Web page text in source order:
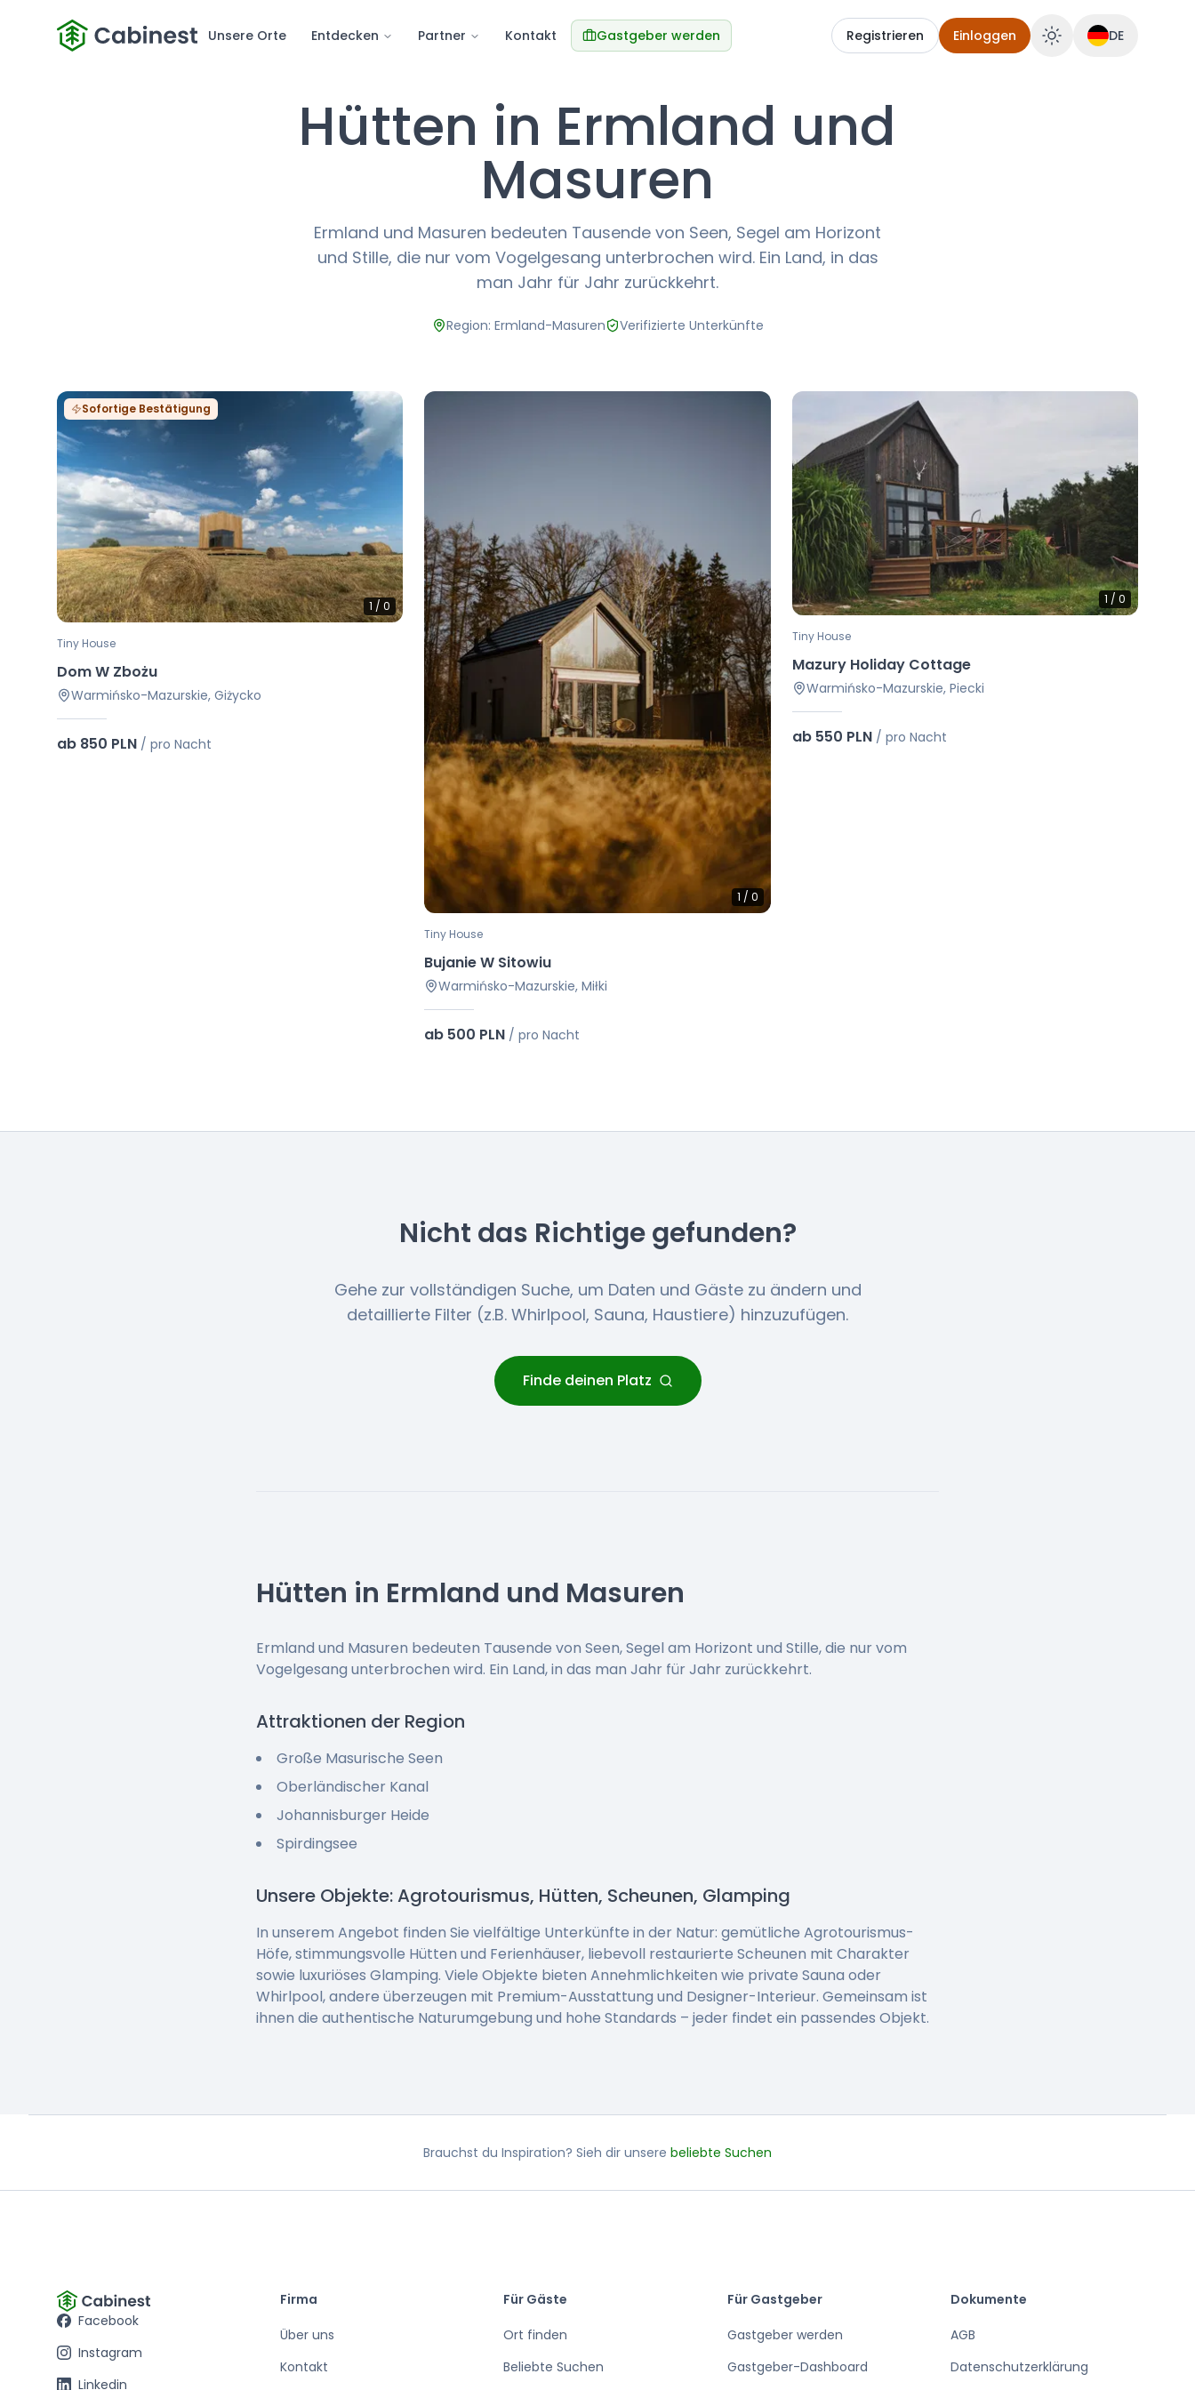
Unsere Orte Entdecken Partner Kontakt Gastgeber werden Registrieren Einloggen DE
Hütten in Ermland und
Masuren
Ermland und Masuren bedeuten Tausende von Seen, Segel am Horizont
und Stille, die nur vom Vogelgesang unterbrochen wird. Ein Land, in das
man Jahr für Jahr zurückkehrt.
Region: Ermland-Masuren Verifizierte Unterkünfte
Sofortige Bestätigung
1 /0
Tiny House
Dom W Zbożu
Warmińsko-Mazurskie, Giżycko
ab 850 PLN / pro Nacht
1 / 0
Tiny House
Bujanie W Sitowiu
Warmińsko-Mazurskie, Miłki
ab 500 PLN /pro Nacht
1 / 0
Tiny House
Mazury Holiday Cottage
Warmińsko-Mazurskie, Piecki
ab 550 PLN/ pro Nacht
Nicht das Richtige gefunden?
Gehe zur vollständigen Suche, um Daten und Gäste zu ändern und
detaillierte Filter (z.B. Whirlpool, Sauna, Haustiere) hinzuzufügen.
Finde deinen Platz
Hütten in Ermland und Masuren
Ermland und Masuren bedeuten Tausende von Seen, Segel am Horizont und Stille, die nur vom
Vogelgesang unterbrochen wird. Ein Land, in das man Jahr für Jahr zurückkehrt.
Attraktionen der Region
Große Masurische Seen
Oberländischer Kanal
Johannisburger Heide
Spirdingsee
Unsere Objekte: Agrotourismus, Hütten, Scheunen, Glamping
In unserem Angebot finden Sie vielfältige Unterkünfte in der Natur: gemütliche Agrotourismus-
Höfe, stimmungsvolle Hütten und Ferienhäuser, liebevoll restaurierte Scheunen mit Charakter
sowie luxuriöses Glamping. Viele Objekte bieten Annehmlichkeiten wie private Sauna oder
Whirlpool, andere überzeugen mit Premium-Ausstattung und Designer-Interieur. Gemeinsam ist
ihnen die authentische Naturumgebung und hohe Standards – jeder findet ein passendes Objekt.
Brauchst du Inspiration? Sieh dir unsere beliebte Suchen
Facebook
Instagram
Linkedin
Firma
Über uns
Kontakt
Für Gäste
Ort finden
Beliebte Suchen
Für Gastgeber
Gastgeber werden
Gastgeber-Dashboard
Dokumente
AGB
Datenschutzerklärung